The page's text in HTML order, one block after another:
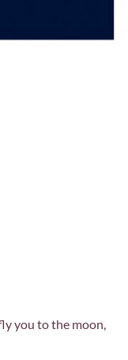
you to the moon,